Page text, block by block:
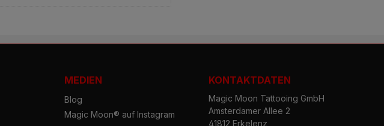
MEDIEN
Blog
Magic Moon® auf Instagram
KONTAKTDATEN
Magic Moon Tattooing GmbH
Amsterdamer Allee 2
41812 Erkelenz